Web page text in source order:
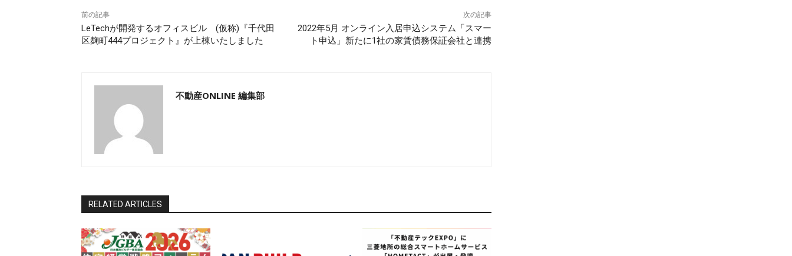
前の記事
LeTechが開発するオフィスビル (仮称)『千代田
区麹町444プロジェクト』が上棟いたしました
次の記事
2022年5月 オンライン入居申込システム「スマー
ト申込」新たに1社の家賃債務保証会社と連携
不動産ONLINE 編集部
RELATED ARTICLES